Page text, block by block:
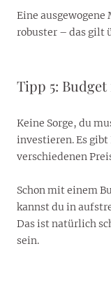
Eine
robuster – das gilt
Tipp 5:
Keine Sorge, du
investieren. Es
verschiedenen
Schon mit einem
kannst du in
Das ist natürlich
sein.